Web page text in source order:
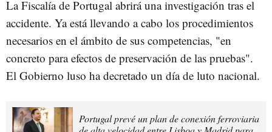
La Fiscalía de Portugal abrirá una investigación tras el
accidente. Ya está llevando a cabo los procedimientos
necesarios en el ámbito de sus competencias, "en
concreto para efectos de preservación de las pruebas".
El Gobierno luso ha decretado un día de luto nacional.
Portugal prevé un plan de conexión ferroviaria